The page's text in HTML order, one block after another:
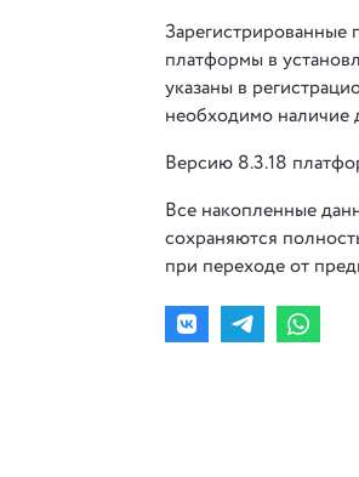
Зарегистрированные
платформы в
указаны в
необходимо
Версию 8.3.18
Все накопленные
сохраняются
при переходе от